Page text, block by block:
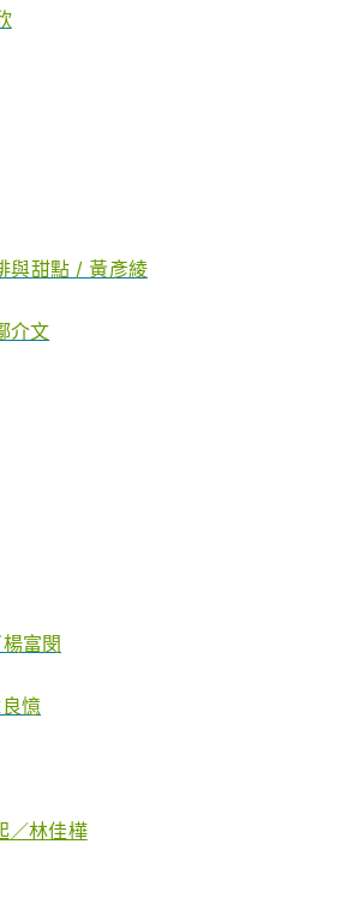
與甜點 / 黃彥綾
介文
富閔
憶
／林佳樺